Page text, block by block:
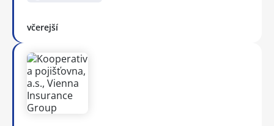
včerejší